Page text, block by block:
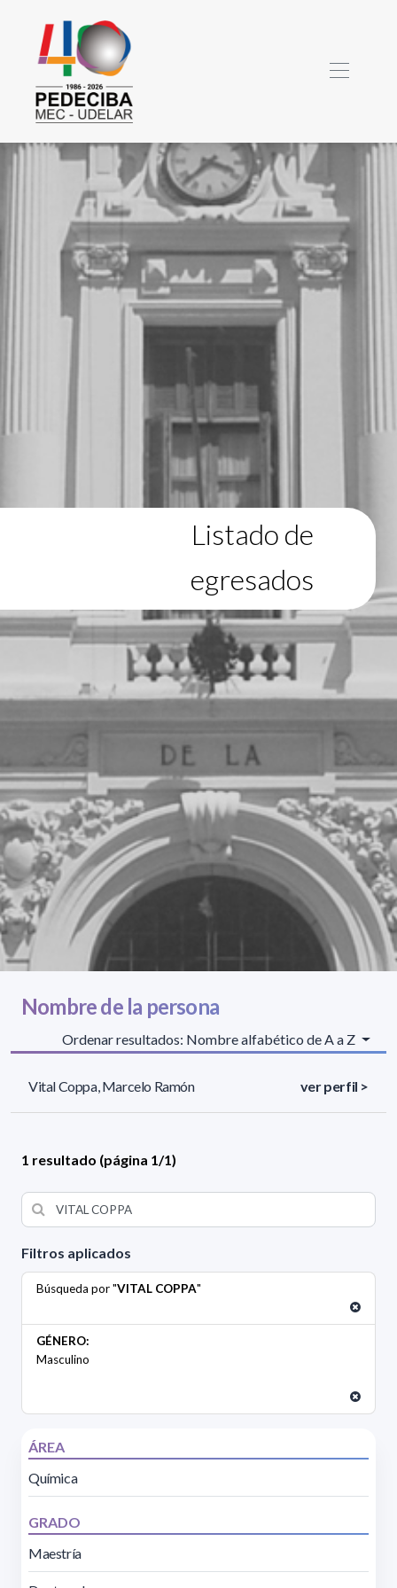
Listado de
egresados
Filtros aplicados
Búsqueda por "VITAL COPPA"
GÉNERO:
Masculino
ÁREA
Química
GRADO
Maestría
Nombre de la persona
Ordenar resultados: Nombre alfabético de A a Z
Vital Coppa, Marcelo Ramón ver perfil >
1 resultado (página 1/1)